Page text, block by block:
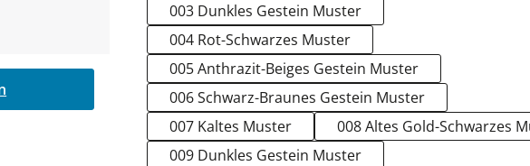
003 Dunkles Gestein Muster
004 Rot-Schwarzes Muster
005 Anthrazit-Beiges Gestein Muster
006 Schwarz-Braunes Gestein Muster
007 Kaltes Muster
008 Altes Gold-Schwarzes
009 Dunkles Gestein Muster